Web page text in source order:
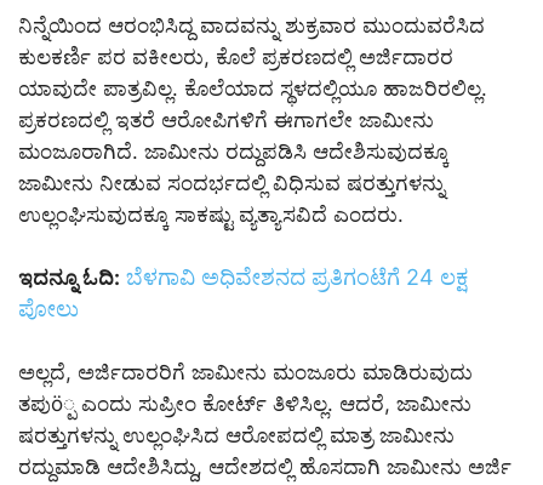
ನಿನ್ನೆಯಿಂದ ಆರಂಭಿಸಿದ್ದ ವಾದವನ್ನು ಶುಕ್ರವಾರ ಮುಂದುವರೆಸಿದ
ಕುಲಕರ್ಣಿ ಪರ ವಕೀಲರು, ಕೊಲೆ ಪ್ರಕರಣದಲ್ಲಿ ಅರ್ಜಿದಾರರ
ಯಾವುದೇ ಪಾತ್ರವಿಲ್ಲ. ಕೊಲೆಯಾದ ಸ್ಥಳದಲ್ಲಿಯೂ ಹಾಜರಿರಲಿಲ್ಲ.
ಪ್ರಕರಣದಲ್ಲಿ ಇತರೆ ಆರೋಪಿಗಳಿಗೆ ಈಗಾಗಲೇ ಜಾಮೀನು
ಮಂಜೂರಾಗಿದೆ. ಜಾಮೀನು ರದ್ದುಪಡಿಸಿ ಆದೇಶಿಸುವುದಕ್ಕೂ
ಜಾಮೀನು ನೀಡುವ ಸಂದರ್ಭದಲ್ಲಿ ವಿಧಿಸುವ ಷರತ್ತುಗಳನ್ನು
ಉಲ್ಲಂಘಿಸುವುದಕ್ಕೂ ಸಾಕಷ್ಟು ವ್ಯತ್ಯಾಸವಿದೆ ಎಂದರು.
ಇದನ್ನೂ ಓದಿ: ಬೆಳಗಾವಿ ಅಧಿವೇಶನದ ಪ್ರತಿಗಂಟೆಗೆ 24 ಲಕ್ಷ
ಪೋಲು
ಅಲ್ಲದೆ, ಅರ್ಜಿದಾರರಿಗೆ ಜಾಮೀನು ಮಂಜೂರು ಮಾಡಿರುವುದು
ತಪುö್ಪ ಎಂದು ಸುಪ್ರೀಂ ಕೋರ್ಟ್ ತಿಳಿಸಿಲ್ಲ. ಆದರೆ, ಜಾಮೀನು
ಷರತ್ತುಗಳನ್ನು ಉಲ್ಲಂಘಿಸಿದ ಆರೋಪದಲ್ಲಿ ಮಾತ್ರ ಜಾಮೀನು
ರದ್ದುಮಾಡಿ ಆದೇಶಿಸಿದ್ದು, ಆದೇಶದಲ್ಲಿ ಹೊಸದಾಗಿ ಜಾಮೀನು ಅರ್ಜಿ